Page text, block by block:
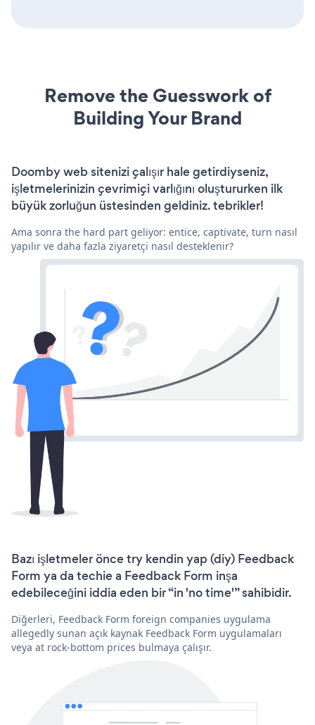
Remove the Guesswork of
Building Your Brand
Doomby web sitenizi çalışır hale getirdiyseniz,
işletmelerinizin çevrimiçi varlığını oluştururken ilk
büyük zorluğun üstesinden geldiniz. tebrikler!
Ama sonra the hard part geliyor: entice, captivate, turn nasıl
yapılır ve daha fazla ziyaretçi nasıl desteklenir?
Bazı işletmeler önce try kendin yap (diy) Feedback
Form ya da techie a Feedback Form inşa
edebileceğini iddia eden bir “in 'no time'” sahibidir.
Diğerleri, Feedback Form foreign companies uygulama
allegedly sunan açık kaynak Feedback Form uygulamaları
veya at rock-bottom prices bulmaya çalışır.